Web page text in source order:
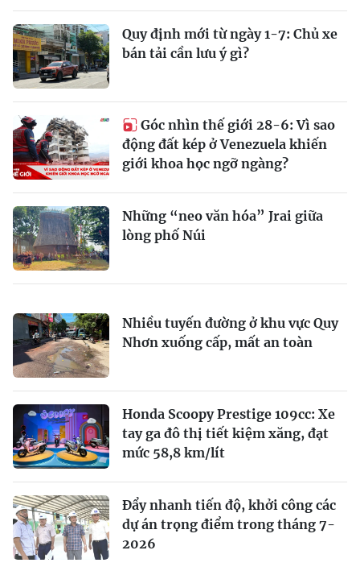
Quy định mới từ ngày 1-7: Chủ xe
bán tải cần lưu ý gì?
Góc nhìn thế giới 28-6: Vì sao
động đất kép ở Venezuela khiến
giới khoa học ngỡ ngàng?
Những “neo văn hóa” Jrai giữa
lòng phố Núi
Nhiều tuyến đường ở khu vực Quy
Nhơn xuống cấp, mất an toàn
Honda Scoopy Prestige 109cc: Xe
tay ga đô thị tiết kiệm xăng, đạt
mức 58,8 km/lít
Đẩy nhanh tiến độ, khởi công các
dự án trọng điểm trong tháng 7-
2026